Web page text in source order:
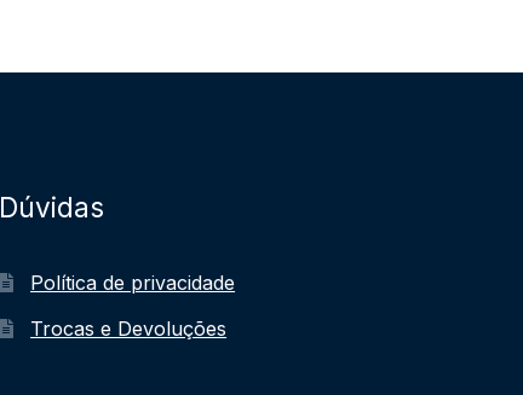
Dúvidas
Política de privacidade
Trocas e Devoluções